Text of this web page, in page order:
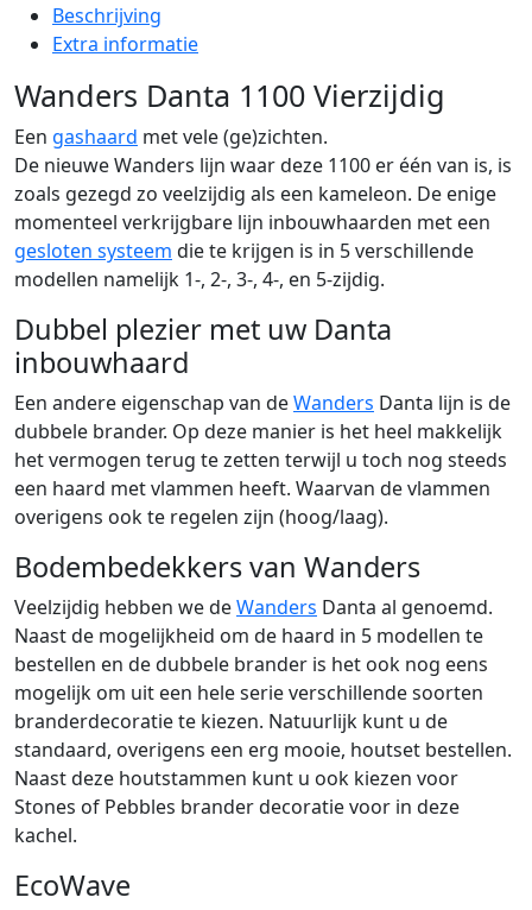
Beschrijving
Extra informatie
Wanders Danta 1100 Vierzijdig
Een gashaard met vele (ge)zichten.
De nieuwe Wanders lijn waar deze 1100 er één van is, is
zoals gezegd zo veelzijdig als een kameleon. De enige
momenteel verkrijgbare lijn inbouwhaarden met een
gesloten systeem die te krijgen is in 5 verschillende
modellen namelijk 1-, 2-, 3-, 4-, en 5-zijdig.
Dubbel plezier met uw Danta
inbouwhaard
Een andere eigenschap van deWanders Danta lijn is de
dubbele brander. Op deze manier is het heel makkelijk
het vermogen terug te zetten terwijl u toch nog steeds
een haard met vlammen heeft. Waarvan de vlammen
overigens ook te regelen zijn (hoog/laag).
Bodembedekkers van Wanders
Veelzijdig hebben we deWanders Danta al genoemd.
Naast de mogelijkheid om de haard in 5 modellen te
bestellen en de dubbele brander is het ook nog eens
mogelijk om uit een hele serie verschillende soorten
branderdecoratie te kiezen. Natuurlijk kunt u de
standaard, overigens een erg mooie, houtset bestellen.
Naast deze houtstammen kunt u ook kiezen voor
Stones of Pebbles brander decoratie voor in deze
kachel.
EcoWave